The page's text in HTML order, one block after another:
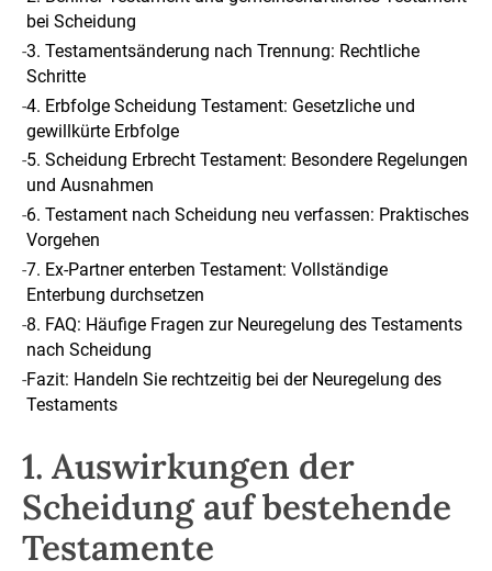
bei Scheidung
-3. Testamentsänderung nach Trennung: Rechtliche
Schritte
-4. Erbfolge Scheidung Testament: Gesetzliche und
gewillkürte Erbfolge
-5. Scheidung Erbrecht Testament: Besondere Regelungen
und Ausnahmen
-6. Testament nach Scheidung neu verfassen: Praktisches
Vorgehen
-7. Ex-Partner enterben Testament: Vollständige
Enterbung durchsetzen
-8. FAQ: Häufige Fragen zur Neuregelung des Testaments
nach Scheidung
-Fazit: Handeln Sie rechtzeitig bei der Neuregelung des
Testaments
1. Auswirkungen der
Scheidung auf bestehende
Testamente